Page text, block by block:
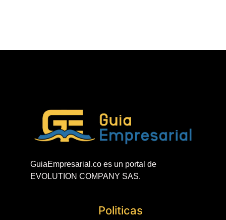
GuiaEmpresarial.co es un portal de
EVOLUTION COMPANY SAS.
Politicas